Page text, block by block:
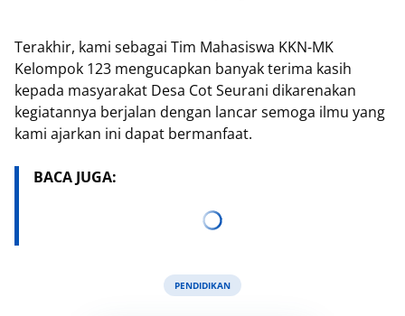
Terakhir, kami sebagai Tim Mahasiswa KKN-MK
Kelompok 123 mengucapkan banyak terima kasih
kepada masyarakat Desa Cot Seurani dikarenakan
kegiatannya berjalan dengan lancar semoga ilmu yang
kami ajarkan ini dapat bermanfaat.
BACA JUGA:
PENDIDIKAN